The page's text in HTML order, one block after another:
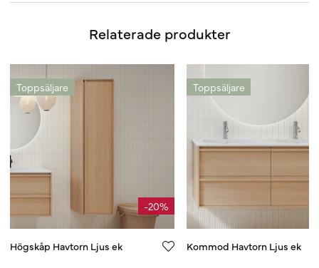
Relaterade produkter
Toppsäljare
-20%
Högskåp Havtorn Ljus ek
Toppsäljare
Kommod Havtorn Ljus ek